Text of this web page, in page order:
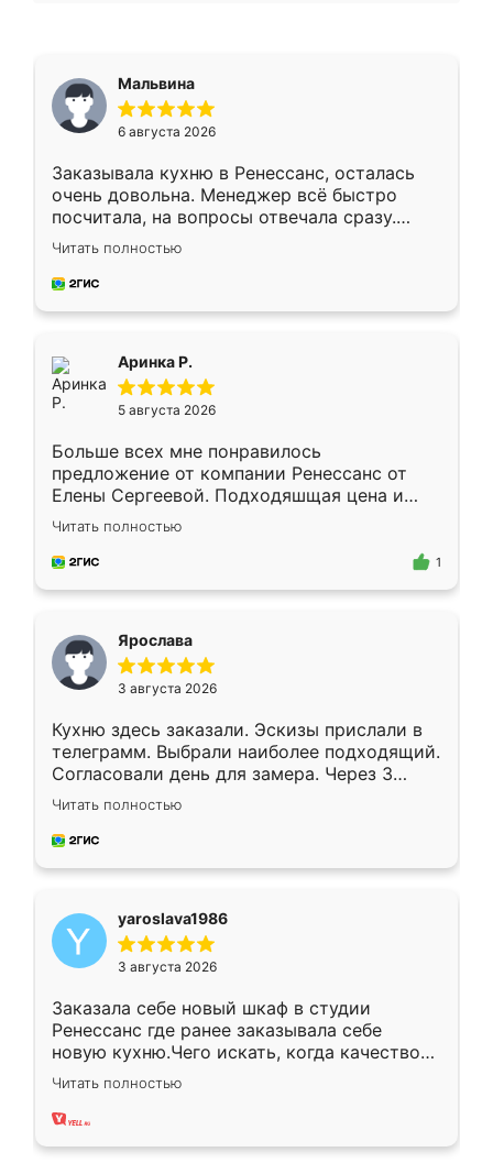
Мальвина
6 августа 2026
Заказывала кухню в Ренессанс, осталась
очень довольна. Менеджер всё быстро
посчитала, на вопросы отвечала сразу.
Замерщик приехал в субботу, подошёл к
делу со всей ответственностью. Собрали
за день, ребята работали аккуратно, даже
Читать полностью
Аринка Р.
5 августа 2026
Больше всех мне понравилось
предложение от компании Ренессанс от
Елены Сергеевой. Подходяшщая цена и
короткие сроки изготовления. Приехавший
для замера сотрудник Владислав
предложил по моему эскизу самый
Читать полностью
1
Ярослава
3 августа 2026
Кухню здесь заказали. Эскизы прислали в
телеграмм. Выбрали наиболее подходящий.
Согласовали день для замера. Через 3
недели кухня была уже готова. Остались
довольны работой. Спасибо Ренессанс
мебель за качественную работу!
Читать полностью
yaroslava1986
3 августа 2026
Заказала себе новый шкаф в студии
Ренессанс где ранее заказывала себе
новую кухню.Чего искать, когда качеством
вполне довольна. Служит кухня уже почти
два года, нареканий нет.
Читать полностью